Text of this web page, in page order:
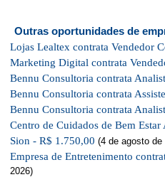
Outras oportunidades de
Lojas Lealtex contrata Vendedor
Marketing Digital contrata
Bennu Consultoria contrata
Bennu Consultoria contrata
Bennu Consultoria contrata
Centro de Cuidados de Bem
Sion - R$ 1.750,00 (4 de agosto de
Empresa de Entretenimento
2026)